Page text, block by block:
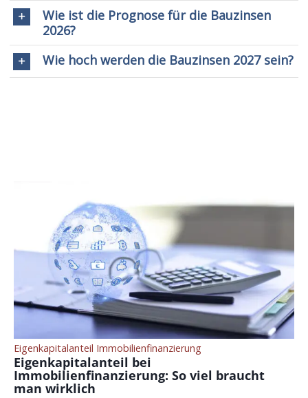
Wie ist die Prognose für die Bauzinsen
2026?
Wie hoch werden die Bauzinsen 2027 sein?
Eigenkapitalanteil Immobilienfinanzierung
Eigenkapitalanteil bei
Immobilienfinanzierung: So viel braucht
man wirklich